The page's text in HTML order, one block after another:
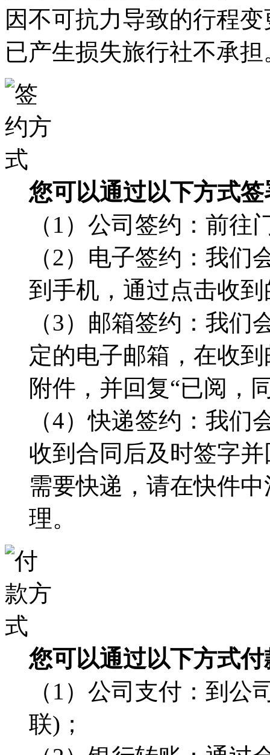
因不可抗力导致的行程
已产生损失旅行社不承担
您可以通过以下方式
（1）公司签约：前
（2）电子签约：我
到手机，通过点击收
（3）邮箱签约：我
定的电子邮箱，在收
附件，并回复“已阅，
（4）快递签约：我
收到合同后及时签字
需要快递，请在快件
理。
您可以通过以下方式付
（1）公司支付：到公
联)；